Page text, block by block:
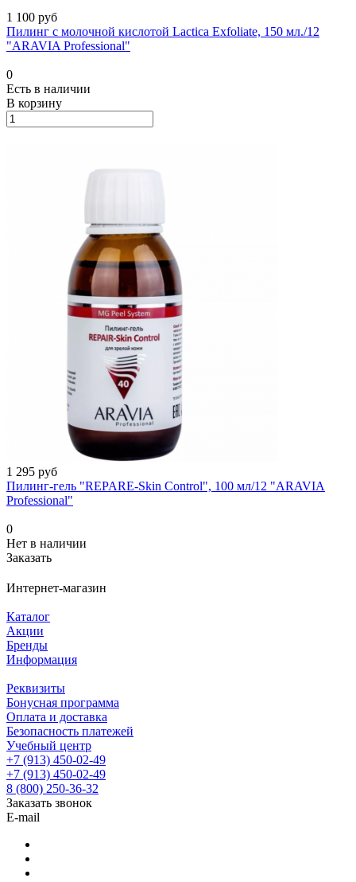
1 100 руб
Пилинг с молочной кислотой Lactica Exfoliate, 150 мл./12
"ARAVIA Professional"
0
Есть в наличии
В корзину
1 295 руб
Пилинг-гель "REPARE-Skin Control", 100 мл/12 "ARAVIA
Professional"
0
Нет в наличии
Заказать
Интернет-магазин
Каталог
Акции
Бренды
Информация
Реквизиты
Бонусная программа
Оплата и доставка
Безопасность платежей
Учебный центр
+7 (913) 450-02-49
+7 (913) 450-02-49
8 (800) 250-36-32
Заказать звонок
E-mail